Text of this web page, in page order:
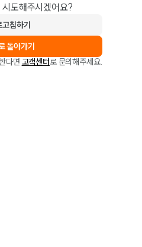
도해주시겠어요?
고침하기
돌아가기
다면 고객센터로 문의해주세요.